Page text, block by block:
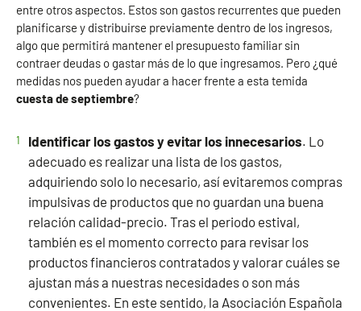
entre otros aspectos. Estos son gastos recurrentes que pueden
planificarse y distribuirse previamente dentro de los ingresos,
algo que permitirá mantener el presupuesto familiar sin
contraer deudas o gastar más de lo que ingresamos. Pero ¿qué
medidas nos pueden ayudar a hacer frente a esta temida
cuesta de septiembre?
Identificar los gastos y evitar los innecesarios. Lo
adecuado es realizar una lista de los gastos,
adquiriendo solo lo necesario, así evitaremos compras
impulsivas de productos que no guardan una buena
relación calidad-precio. Tras el periodo estival,
también es el momento correcto para revisar los
productos financieros contratados y valorar cuáles se
ajustan más a nuestras necesidades o son más
convenientes. En este sentido, la Asociación Española